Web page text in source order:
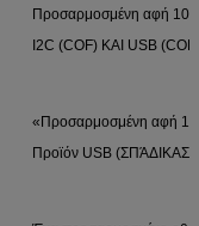
Προσαρμοσμένη αφή 10-
I2C (COF) ΚΑΙ USB
«Προσαρμοσμένη αφή
Προϊόν USB (ΣΠΆΔΙΚΑΣ)